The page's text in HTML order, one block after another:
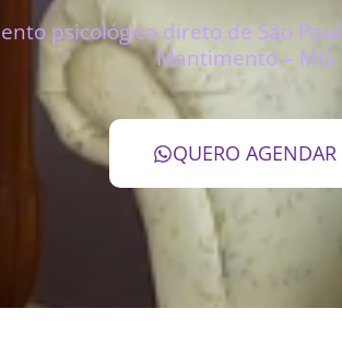
psicológico direto de São
Mantimento – MG
QUERO AGENDAR